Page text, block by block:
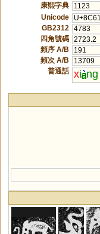
康熙字典
1123
Unicode
U+8C61
GB2312
4783
四角號碼 2723.2
頻序 A/B
191
頻次 A/B
13709
普通話 xi ng